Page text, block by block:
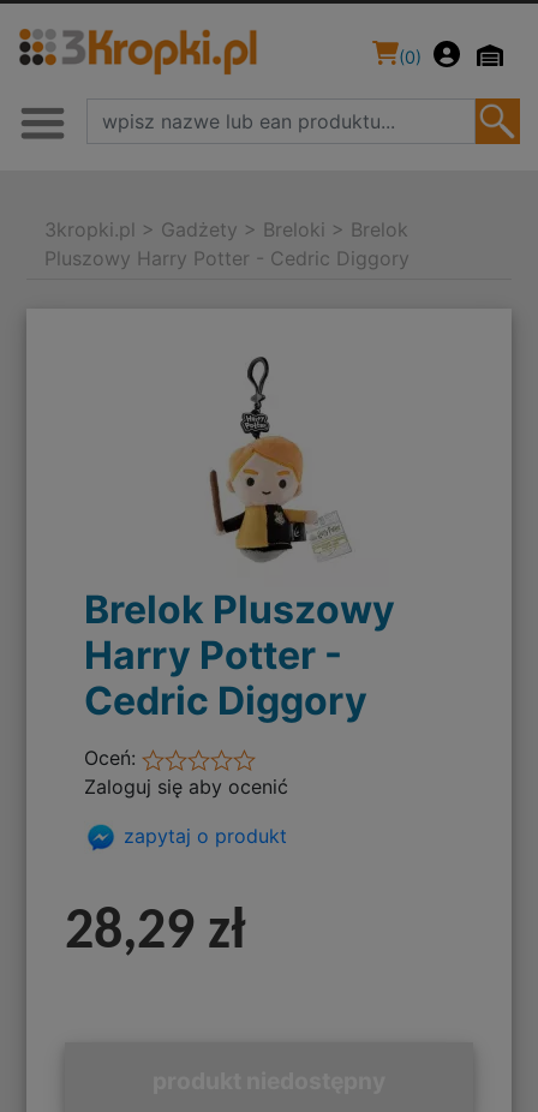
(0)
3kropki.pl > Gadżety > Breloki > Brelok
Pluszowy Harry Potter - Cedric Diggory
Brelok Pluszowy
Harry Potter -
Cedric Diggory
Oceń:
Zaloguj się aby ocenić
zapytaj o produkt
28,29 zł